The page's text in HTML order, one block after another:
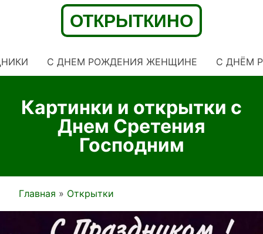
С ДНЕМ РОЖДЕНИЯ ЖЕНЩИНЕ C ДНЁМ
Картинки и открытки с
Днем Сретения
Господним
Строка
навигации
Главная Открытки